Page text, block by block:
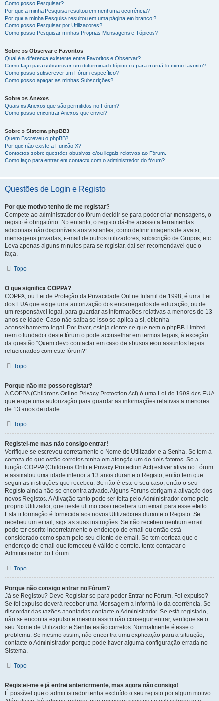
Como posso Pesquisar?
Por que a minha Pesquisa resultou em nenhuma ocorrência?
Por que a minha Pesquisa resultou em uma página em branco!?
Como posso Pesquisar por Utilizadores?
Como posso Pesquisar minhas Próprias Mensagens e Tópicos?
Sobre os Observar e Favoritos
Qual é a diferença existente entre Favoritos e Observar?
Como faço para subscrever um determinado tópico ou para marcá-lo como favorito?
Como posso subscrever um Fórum específico?
Como posso apagar as minhas Subscrições?
Sobre os Anexos
Quais os Anexos que são permitidos no Fórum?
Como posso encontrar Anexos que enviei?
Sobre o Sistema phpBB3
Quem Escreveu o phpBB?
Por que não existe a Função X?
Contactos sobre questões abusivas e/ou ilegais relativas ao Fórum.
Como faço para entrar em contacto com o administrador do fórum?
Questões de Login e Registo
Por que motivo tenho de me registar?
Compete ao administrador do fórum decidir se para poder criar mensagens, o
registo é obrigatório. No entanto; o registo dá-lhe acesso a ferramentas
adicionais não disponíveis aos visitantes, como definir imagens de avatar,
mensagens privadas, e-mail de outros utilizadores, subscrição de Grupos, etc.
Leva apenas alguns minutos para se registar, daí ser recomendável que o
faça.
Topo
O que significa COPPA?
COPPA, ou Lei de Proteção da Privacidade Online Infantil de 1998, é uma Lei
dos EUA que exige uma autorização dos encarregados de educação, ou de
um responsável legal, para guardar as informações relativas a menores de 13
anos de idade. Caso não saiba se isso se aplica a si, obtenha
aconselhamento legal. Por favor, esteja ciente de que nem o phpBB Limited
nem o fundador deste fórum o pode aconselhar em termos legais, à exceção
da questão “Quem devo contactar em caso de abusos e/ou assuntos legais
relacionados com este fórum?”.
Topo
Porque não me posso registar?
A COPPA (Childrens Online Privacy Protection Act) é uma Lei de 1998 dos EUA
que exige uma autorização para guardar as informações relativas a menores
de 13 anos de idade.
Topo
Registei-me mas não consigo entrar!
Verifique se escreveu corretamente o Nome de Utilizador e a Senha. Se tem a
certeza de que estão corretos tenha em atenção um de dois fatores. Se a
função COPPA (Childrens Online Privacy Protection Act) estiver ativa no Fórum
e assinalou uma idade inferior a 13 anos durante o Registo, então tem que
seguir as instruções que recebeu. Se não é este o seu caso, então o seu
Registo ainda não se encontra ativado. Alguns Fóruns obrigam à ativação dos
novos Registos. A Ativação tanto pode ser feita pelo Administrador como pelo
próprio Utilizador, que neste último caso receberá um email para esse efeito.
Esta informação é fornecida aos novos Utilizadores durante o Registo. Se
recebeu um email, siga as suas instruções. Se não recebeu nenhum email
pode ter escrito incorretamente o endereço de email ou então está
considerado como spam pelo seu cliente de email. Se tem certeza que o
endereço de email que forneceu é válido e correto, tente contactar o
Administrador do Fórum.
Topo
Porque não consigo entrar no Fórum?
Já se Registou? Deve Registar-se para poder Entrar no Fórum. Foi expulso?
Se foi expulso deverá receber uma Mensagem a informá-lo da ocorrência. Se
discordar das razões apontadas contacte o Administrador. Se está registado,
não se encontra expulso e mesmo assim não conseguir entrar, verifique se o
seu Nome de Utilizador e Senha estão corretos. Normalmente é esse o
problema. Se mesmo assim, não encontra uma explicação para a situação,
contacte o Administrador porque pode haver alguma configuração errada no
Sistema.
Topo
Registei-me e já entrei anteriormente, mas agora não consigo!
É possível que o administrador tenha excluído o seu registo por algum motivo.